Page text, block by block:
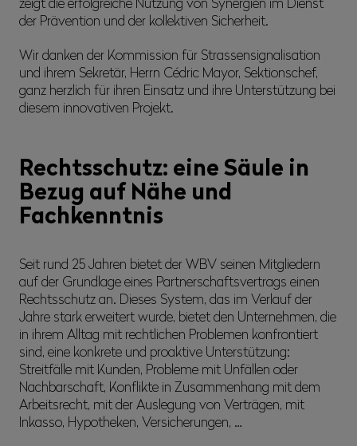
der Prävention und der kollektiven Sicherheit.
Wir danken der Kommission für Strassensignalisation
und ihrem Sekretär, Herrn Cédric Mayor, Sektionschef,
ganz herzlich für ihren Einsatz und ihre Unterstützung bei
diesem innovativen Projekt.
Rechtsschutz: eine Säule in
Bezug auf Nähe und
Fachkenntnis
Seit rund 25 Jahren bietet der WBV seinen Mitgliedern
auf der Grundlage eines Partnerschaftsvertrags einen
Rechtsschutz an. Dieses System, das im Verlauf der
Jahre stark erweitert wurde, bietet den Unternehmen, die
in ihrem Alltag mit rechtlichen Problemen konfrontiert
sind, eine konkrete und proaktive Unterstützung:
Streitfälle mit Kunden, Probleme mit Unfällen oder
Nachbarschaft, Konflikte in Zusammenhang mit dem
Arbeitsrecht, mit der Auslegung von Verträgen, mit
Inkasso, Hypotheken, Versicherungen, …